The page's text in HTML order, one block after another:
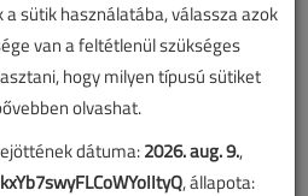
a
vásárlása
sütik használatába, válassza azok
van a feltétlenül szükséges
hogy milyen típusú sütiket
olvashat.
dátuma:2026. aug. 9.,
, állapota: